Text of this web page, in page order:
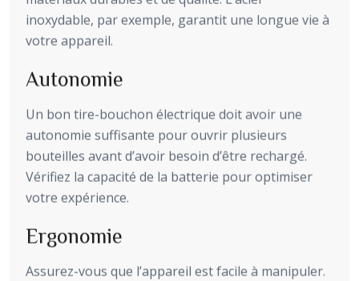
inoxydable, par exemple, garantit une longue vie à
votre appareil.
Autonomie
Un bon tire-bouchon électrique doit avoir une
autonomie suffisante pour ouvrir plusieurs
bouteilles avant d’avoir besoin d’être rechargé.
Vérifiez la capacité de la batterie pour optimiser
votre expérience.
Ergonomie
Assurez-vous que l’appareil est facile à manipuler.